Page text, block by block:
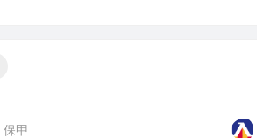
保甲